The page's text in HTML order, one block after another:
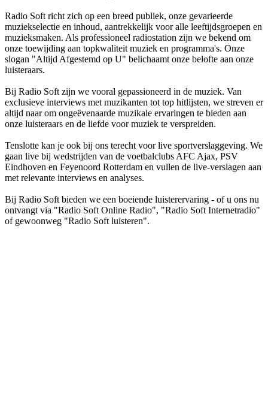
Radio Soft richt zich op een breed publiek, onze gevarieerde
muziekselectie en inhoud, aantrekkelijk voor alle leeftijdsgroepen en
muzieksmaken. Als professioneel radiostation zijn we bekend om
onze toewijding aan topkwaliteit muziek en programma's. Onze
slogan "Altijd Afgestemd op U" belichaamt onze belofte aan onze
luisteraars.
Bij Radio Soft zijn we vooral gepassioneerd in de muziek. Van
exclusieve interviews met muzikanten tot top hitlijsten, we streven er
altijd naar om ongeëvenaarde muzikale ervaringen te bieden aan
onze luisteraars en de liefde voor muziek te verspreiden.
Tenslotte kan je ook bij ons terecht voor live sportverslaggeving. We
gaan live bij wedstrijden van de voetbalclubs AFC Ajax, PSV
Eindhoven en Feyenoord Rotterdam en vullen de live-verslagen aan
met relevante interviews en analyses.
Bij Radio Soft bieden we een boeiende luisterervaring - of u ons nu
ontvangt via "Radio Soft Online Radio", "Radio Soft Internetradio"
of gewoonweg "Radio Soft luisteren".